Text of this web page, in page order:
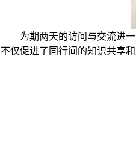
为期两天的访问与交流进
不仅促进了同行间的知识共享